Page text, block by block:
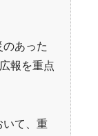
あった
報を重点
て、重